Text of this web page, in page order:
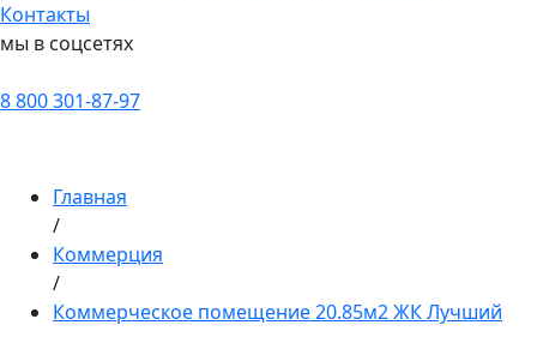
Контакты
мы в соцсетях
8 800 301-87-97
Главная
/
Коммерция
/
Коммерческое помещение 20.85м2 ЖК Лучший